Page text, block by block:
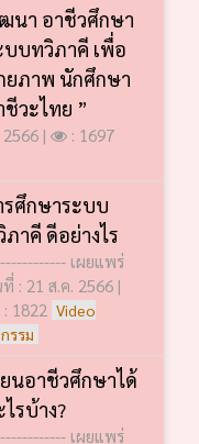
นา อาชีวศึกษา
บบทวิภาคี เพื่อ
ยภาพ นักศึกษา
ชีวะไทย ”
| : 1697
รศึกษาระบบ
ภาคี ดีอย่างไร
เผยแพร่
: 21 ส.ค. 2566 |
: 1822 Video
รรม
ยนอาชีวศึกษาได้
ไรบ้าง?
เผยแพร่